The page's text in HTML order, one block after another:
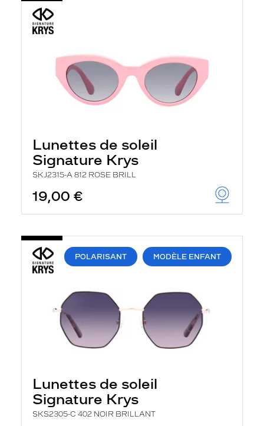
Lunettes de soleil
Signature Krys
SKJ2315-A 812 ROSE BRILL
19,00 €
POLARISANT MODÈLE ENFANT
Lunettes de soleil
Signature Krys
SKS2305-C 402 NOIR BRILLANT